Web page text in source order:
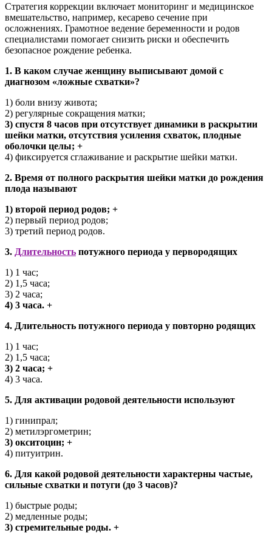
Стратегия коррекции включает мониторинг и медицинское
вмешательство, например, кесарево сечение при
осложнениях. Грамотное ведение беременности и родов
специалистами помогает снизить риски и обеспечить
безопасное рождение ребенка.
1. В каком случае женщину выписывают домой с
диагнозом «ложные схватки»?
1) боли внизу живота;
2) регулярные сокращения матки;
3) спустя 8 часов при отсутствует динамики в раскрытии
шейки матки, отсутствия усиления схваток, плодные
оболочки целы; +
4) фиксируется сглаживание и раскрытие шейки матки.
2. Время от полного раскрытия шейки матки до рождения
плода называют
1) второй период родов; +
2) первый период родов;
3) третий период родов.
3. Длительность потужного периода у первородящих
1) 1 час;
2) 1,5 часа;
3) 2 часа;
4) 3 часа. +
4. Длительность потужного периода у повторно родящих
1) 1 час;
2) 1,5 часа;
3) 2 часа; +
4) 3 часа.
5. Для активации родовой деятельности используют
1) гинипрал;
2) метилэргометрин;
3) окситоцин; +
4) питуитрин.
6. Для какой родовой деятельности характерны частые,
сильные схватки и потуги (до 3 часов)?
1) быстрые роды;
2) медленные роды;
3) стремительные роды. +